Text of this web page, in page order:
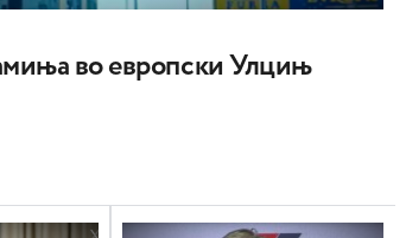
во европски Улцињ